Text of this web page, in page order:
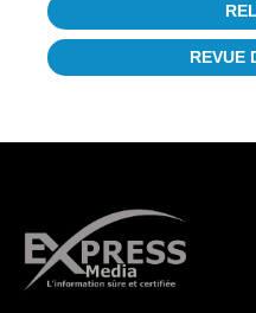
REVUE